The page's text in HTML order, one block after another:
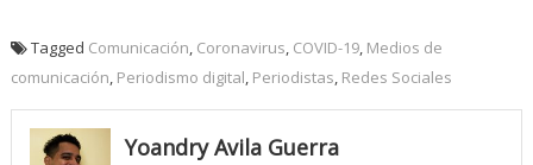
Tagged Comunicación, Coronavirus, COVID-19, Medios de
comunicación, Periodismo digital, Periodistas, Redes Sociales
Yoandry Avila Guerra